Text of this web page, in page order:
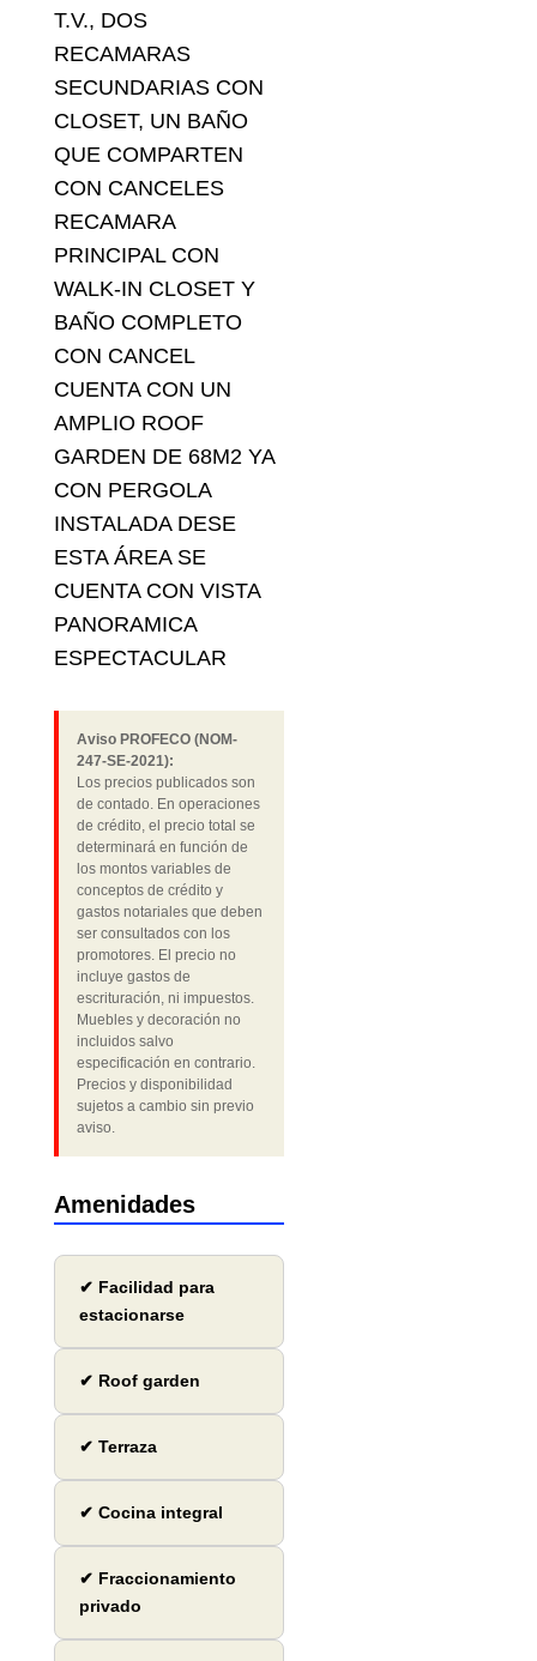
T.V., DOS
RECAMARAS
SECUNDARIAS CON
CLOSET, UN BAÑO
QUE COMPARTEN
CON CANCELES
RECAMARA
PRINCIPAL CON
WALK-IN CLOSET Y
BAÑO COMPLETO
CON CANCEL
CUENTA CON UN
AMPLIO ROOF
GARDEN DE 68M2 YA
CON PERGOLA
INSTALADA DESE
ESTA ÁREA SE
CUENTA CON VISTA
PANORAMICA
ESPECTACULAR
Aviso PROFECO (NOM-
247-SE-2021):
Los precios publicados son
de contado. En operaciones
de crédito, el precio total se
determinará en función de
los montos variables de
conceptos de crédito y
gastos notariales que deben
ser consultados con los
promotores. El precio no
incluye gastos de
escrituración, ni impuestos.
Muebles y decoración no
incluidos salvo
especificación en contrario.
Precios y disponibilidad
sujetos a cambio sin previo
aviso.
Amenidades
✔ Facilidad para
estacionarse
✔ Roof garden
✔ Terraza
✔ Cocina integral
✔ Fraccionamiento
privado